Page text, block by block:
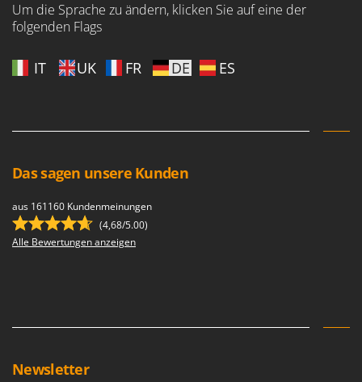
Um die Sprache zu ändern, klicken Sie auf eine der
folgenden Flags
IT UK FR DE ES
Das sagen unsere Kunden
aus 161160 Kundenmeinungen
(4,68/5.00)
Alle Bewertungen anzeigen
Newsletter